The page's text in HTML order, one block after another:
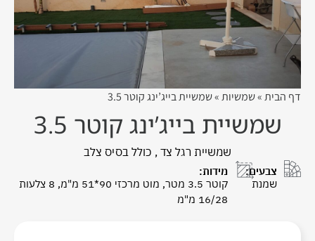
דף הבית»שמשיות»שמשיית בייג’ינג קוטר 3.5
שמשיית בייג’ינג קוטר 3.5
שמשיית רגל צד , כולל בסיס צלב
צבעים:
שמנת
מידות:
קוטר 3.5 מטר, מוט מרכזי 90*51 מ"מ, 8 צלעות
16/28 מ"מ